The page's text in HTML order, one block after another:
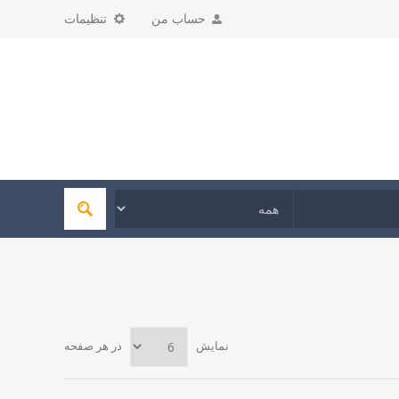
تنظیمات حساب من
نمایش در هر صفحه